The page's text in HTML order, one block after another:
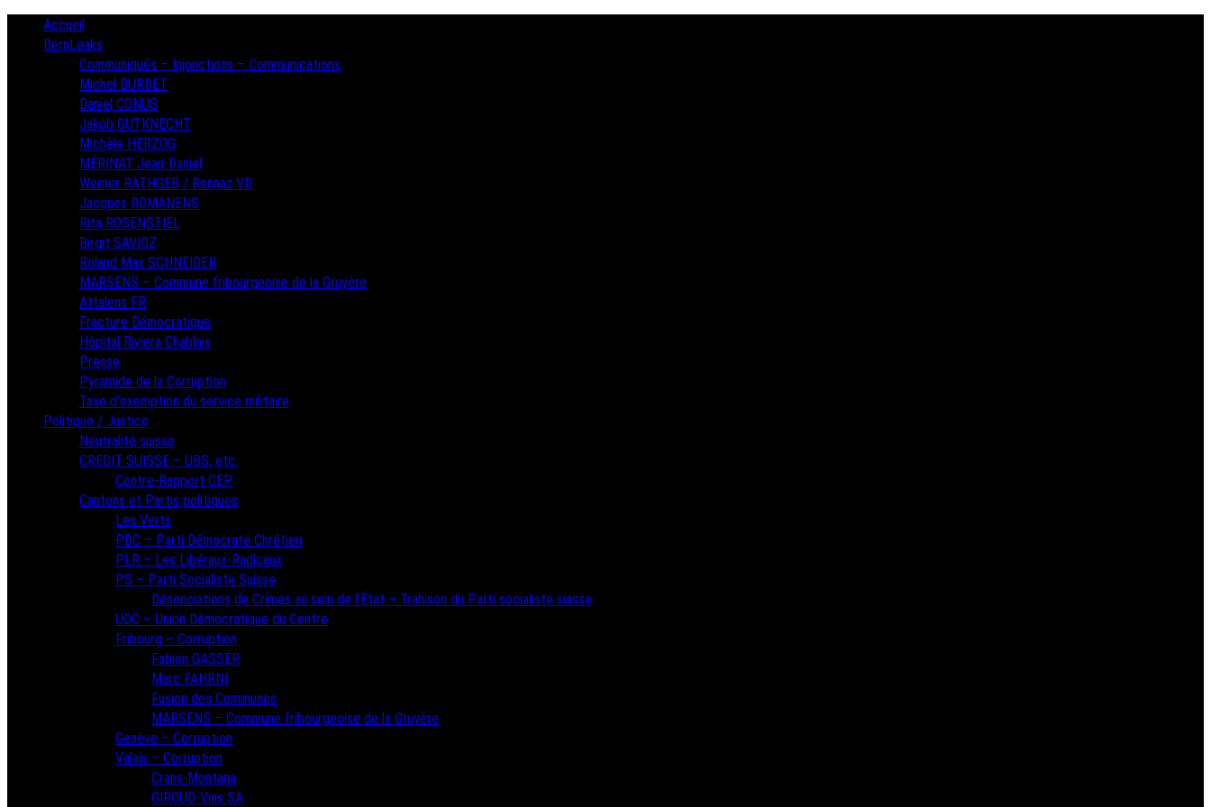
PrimaryAccueil
BernLeaks
Communiqués – Injonctions – Communications
Michel BURDET
Daniel CONUS
Jakob GUTKNECHT
Michèle HERZOG
MÉRINAT Jean-Daniel
Werner RATHGEB / Rennaz VD
Jacques ROMANENS
Rita ROSENSTIEL
Birgit SAVIOZ
Roland Max SCHNEIDER
MARSENS – Commune fribourgeoise de la Gruyère
Attalens FR
Fracture Démocratique
Hôpital Riviera Chablais
Presse
Pyramide de la Corruption
Taxe d’exemption du service militaire
Politique / Justice
Neutralité suisse
CREDIT SUISSE – UBS, etc.
Contre-Rapport CEP
Cantons et Partis politiques
Les Verts
PDC – Parti Démocrate Chrétien
PLR – Les Libéraux-Radicaux
PS – Parti Socialiste Suisse
Dénonciations de Crimes au sein de l’État – Trahison du Parti socialiste suisse
UDC – Union Démocratique du Centre
Fribourg – Corruption
Fabien GASSER
Marc FAHRNI
Fusion des Communes
MARSENS – Commune fribourgeoise de la Gruyère
Genève – Corruption
Valais – Corruption
Crans-Montana
GIROUD-Vins SA